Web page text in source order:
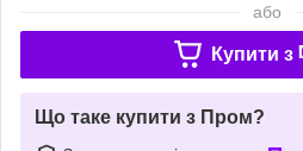
або
Купити з
Що таке купити з Пром?